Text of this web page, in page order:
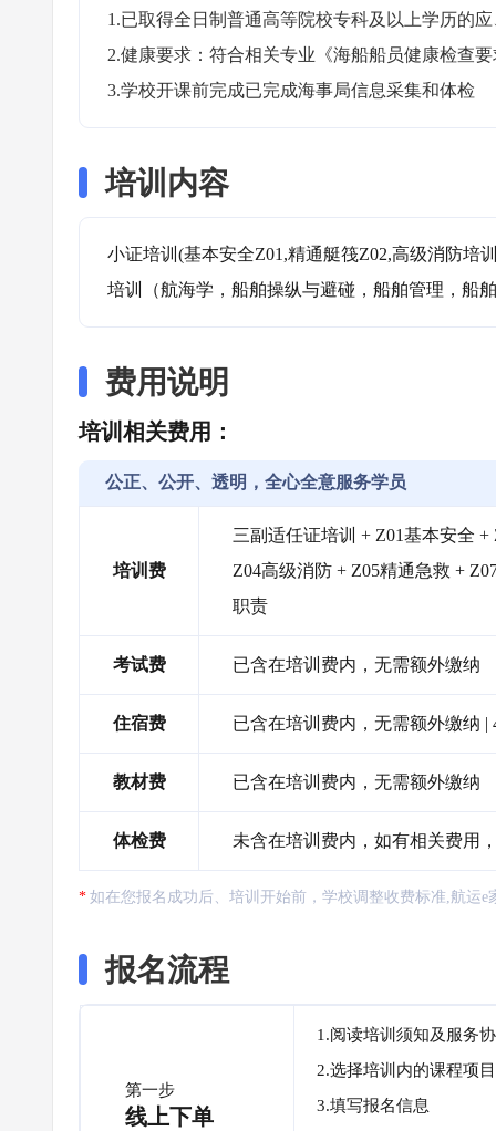
1.已取得全日制普通高等院校专科及以上学历的
2.健康要求：符合相关专业《海船船员健康检查
3.学校开课前完成已完成海事局信息采集和体检
培训内容
小证培训(基本安全Z01,精通艇筏Z02,高级消防培
培训（航海学，船舶操纵与避碰，船舶管理，船
费用说明
培训相关费用：
公正、公开、透明，全心全意服务学员
培训费
三副适任证培训 + Z01基本安全
Z04高级消防 + Z05精通急救 +
职责
考试费 已含在培训费内，无需额外缴纳
住宿费 已含在培训费内，无需额外缴纳
教材费 已含在培训费内，无需额外缴纳
体检费 未含在培训费内，如有相关费用
如在您报名成功后、培训开始前，学校调整收费标准,航运
报名流程
第一步
线上下单
1.阅读培训须知及服务
2.选择培训内的课程项目
3.填写报名信息